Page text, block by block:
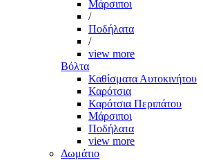
Μάρσιποι
/
Ποδήλατα
/
view more
Βόλτα
Καθίσματα Αυτοκινήτου
Καρότσια
Καρότσια Περιπάτου
Μάρσιποι
Ποδήλατα
view more
Δωμάτιο